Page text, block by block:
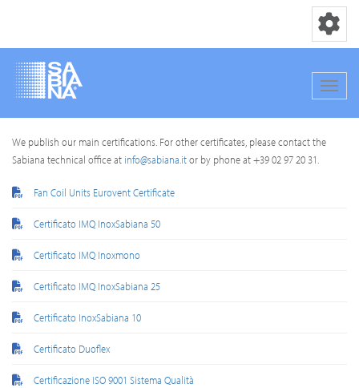
main
Toggle
We publish our main certifications. For other certificates, please contact the
Sabiana technical office at info@sabiana.itor by phone at +39 02 97 20 31.
Fan Coil Units Eurovent Certificate
Certificato IMQ InoxSabiana 50
Certificato IMQ Inoxmono
Certificato IMQ InoxSabiana 25
Certificato InoxSabiana 10
Certificato Duoflex
Certificazione ISO 9001 Sistema Qualità